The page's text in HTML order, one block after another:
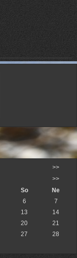
>>
>>
So
Ne
6
7
13
14
20
21
27
28